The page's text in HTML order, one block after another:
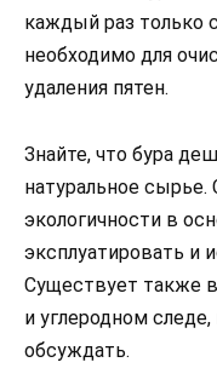
каждый раз только
необходимо для
удаления пятен.
Знайте, что бура
натуральное
экологичности в
эксплуатировать и
Существует также
и углеродном
обсуждать.